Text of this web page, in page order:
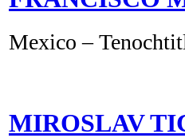
Mexico –
MIROSLAV